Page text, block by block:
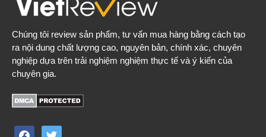
Chúng tôi review sản phẩm, tư vấn mua hàng bằng cách tạo
ra nội dung chất lượng cao, nguyên bản, chính xác, chuyên
nghiệp dựa trên trải nghiệm nghiệm thực tế và ý kiến của
chuyên gia.
facebooktwitter